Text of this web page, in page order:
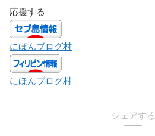
応援する
にほんブログ村
にほんブログ村
シェアする